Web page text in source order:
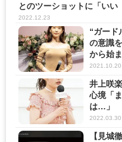
とのツーショットに「いい
表...
2022.12.23
“ガード
の意識
から始
2021.10.20
井上咲
心境「
は…」
2022.03.30
【見城